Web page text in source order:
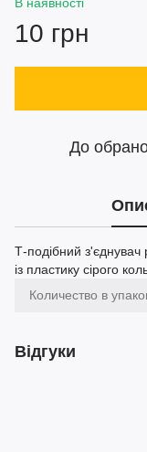
10 грн
До
Т-подібний з'єднувач
із пластику сірого
Количество в
Відгуки